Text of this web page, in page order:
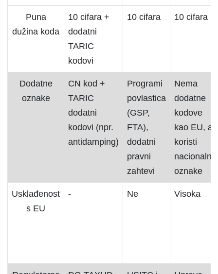
Puna
dužina koda
10 cifara +
dodatni
TARIC
kodovi
10 cifara 10 cifara
Dodatne
oznake
CN kod +
TARIC
dodatni
kodovi (npr.
antidamping)
Programi
povlastica
(GSP,
FTA),
dodatni
pravni
zahtevi
Nema
dodatne
kodove
kao EU, ali
koristi
nacionalne
oznake
Usklađenost
s EU
- Ne Visoka